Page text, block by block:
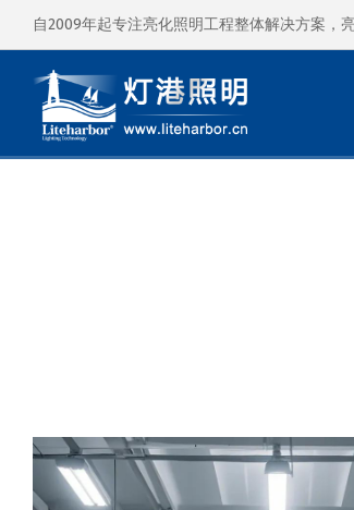
自2009年起专注亮化照明工程整体解决方案，